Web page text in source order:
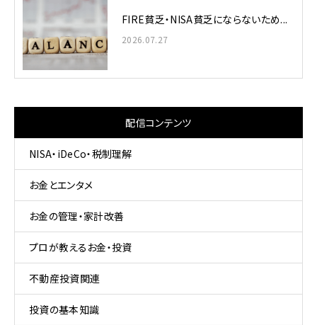
FIRE貧乏・NISA貧乏にならないため...
2026.07.27
配信コンテンツ
NISA・iDeCo・税制理解
お金とエンタメ
お金の管理・家計改善
プロが教えるお金・投資
不動産投資関連
投資の基本知識